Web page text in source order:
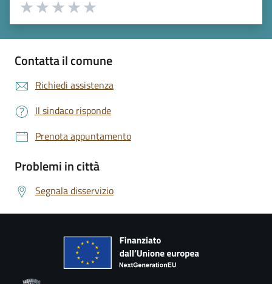
Valuta 5 stelle su 5
Valuta 4 stelle su 5
Valuta 3 stelle su 5
Valuta 2 stelle su 5
Valuta 1 stelle su 5
Contatta il comune
Richiedi assistenza
Il sindaco risponde
Prenota appuntamento
Problemi in città
Segnala disservizio